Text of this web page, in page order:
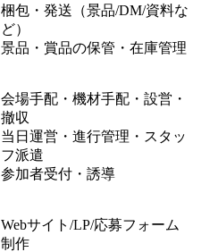
梱包・発送（景品/DM/資料な
ど）
景品・賞品の保管・在庫管理
会場手配・機材手配・設営・
撤収
当日運営・進行管理・スタッ
フ派遣
参加者受付・誘導
Webサイト/LP/応募フォーム
制作